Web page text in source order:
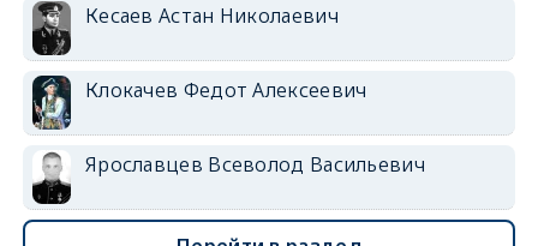
Кесаев Астан Николаевич
Клокачев Федот Алексеевич
Ярославцев Всеволод Васильевич